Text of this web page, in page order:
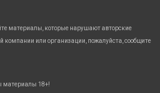
материалы, которые нарушают авторские
или организации, пожалуйста, сообщите
материалы 18+!